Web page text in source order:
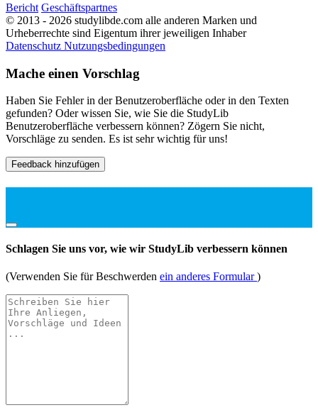
Bericht Geschäftspartnes
© 2013 - 2026 studylibde.com alle anderen Marken und
Urheberrechte sind Eigentum ihrer jeweiligen Inhaber
Datenschutz Nutzungsbedingungen
Mache einen Vorschlag
Haben Sie Fehler in der Benutzeroberfläche oder in den Texten
gefunden? Oder wissen Sie, wie Sie die StudyLib
Benutzeroberfläche verbessern können? Zögern Sie nicht,
Vorschläge zu senden. Es ist sehr wichtig für uns!
Feedback hinzufügen
Schlagen Sie uns vor, wie wir StudyLib verbessern können
(Verwenden Sie für Beschwerden ein anderes Formular)